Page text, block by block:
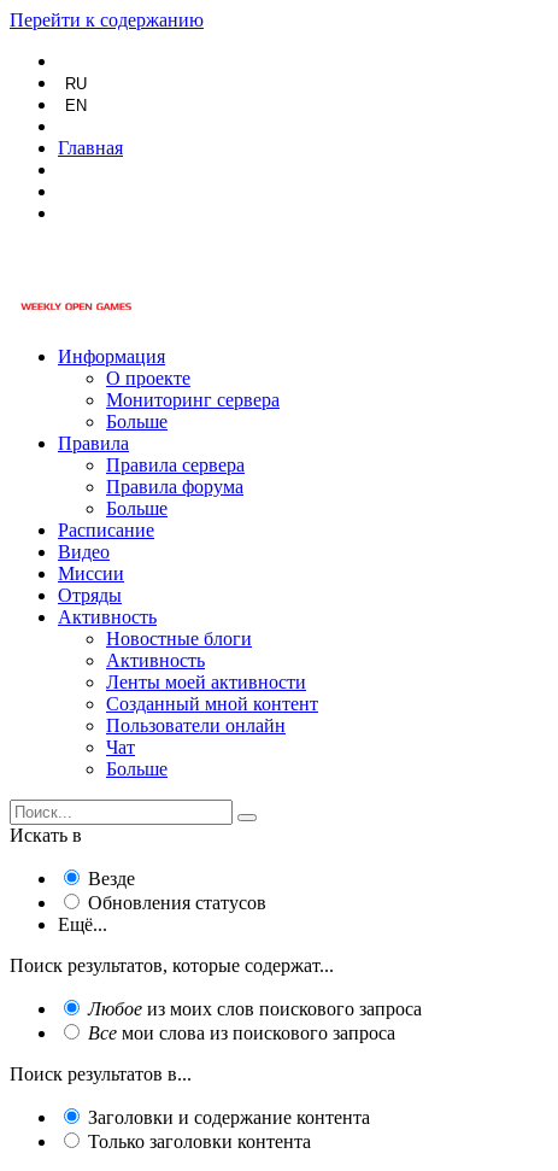
Перейти к содержанию
RU
EN
Главная
Информация
О проекте
Мониторинг сервера
Больше
Правила
Правила сервера
Правила форума
Больше
Расписание
Видео
Миссии
Отряды
Активность
Новостные блоги
Активность
Ленты моей активности
Созданный мной контент
Пользователи онлайн
Чат
Больше
Искать в
Везде
Обновления статусов
Ещё...
Поиск результатов, которые содержат...
Любое из моих слов поискового запроса
Все мои слова из поискового запроса
Поиск результатов в...
Заголовки и содержание контента
Только заголовки контента